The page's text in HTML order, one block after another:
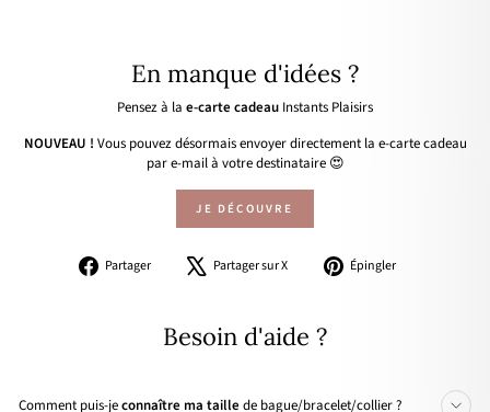
En manque d'idées ?
Pensez à la e-carte cadeau Instants Plaisirs
NOUVEAU ! Vous pouvez désormais envoyer directement la e-carte cadeau
par e-mail à votre destinataire 😍
JE DÉCOUVRE
Partager
PartagerPartager sur X
Tweeter Épingler
Besoin d'aide ?
Comment puis-jeconnaître ma taille de bague/bracelet/collier ?